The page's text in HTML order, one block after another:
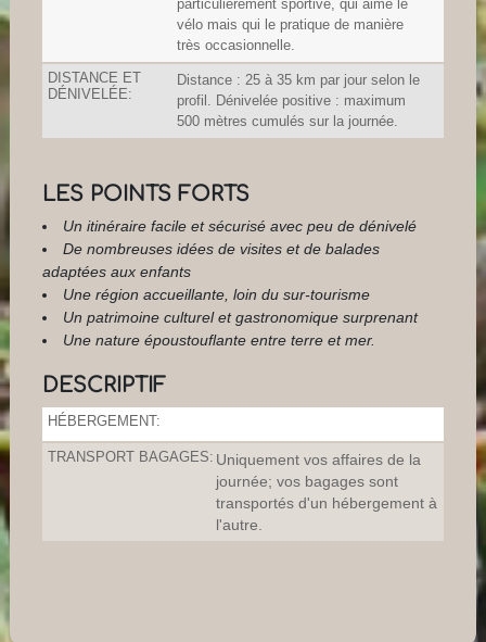
particulièrement sportive, qui aime le
vélo mais qui le pratique de manière
très occasionnelle.
DISTANCE ET
DÉNIVELÉE:
Distance : 25 à 35 km par jour selon le
profil. Dénivelée positive : maximum
500 mètres cumulés sur la journée.
LES POINTS FORTS
Un itinéraire facile et sécurisé avec peu de dénivelé
De nombreuses idées de visites et de balades
adaptées aux enfants
Une région accueillante, loin du sur-tourisme
Un patrimoine culturel et gastronomique surprenant
Une nature époustouflante entre terre et mer.
DESCRIPTIF
HÉBERGEMENT:
TRANSPORT BAGAGES: Uniquement vos affaires de la
journée; vos bagages sont
transportés d'un hébergement à
l'autre.